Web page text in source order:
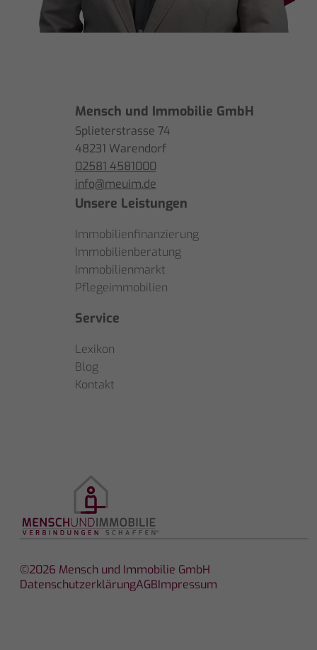
Mensch und Immobilie GmbH
Splieterstrasse 74
48231 Warendorf
02581 4581000
info@meuim.de
Unsere Leistungen
Immobilienfinanzierung
Immobilienberatung
Immobilienmarkt
Pflegeimmobilien
Service
Lexikon
Blog
Kontakt
©2026 Mensch und Immobilie GmbH
DatenschutzerklärungAGBImpressum